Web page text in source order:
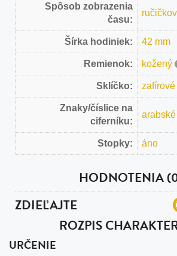
Spôsob zobrazenia
času:
Šírka hodiniek: 42 mm
Remienok: kožený
Sklíčko: zafírové
Znaky/číslice na
ciferníku:
arabské
Stopky: áno
HODNOTENIA
ZDIEĽAJTE
ROZPIS
URČENIE